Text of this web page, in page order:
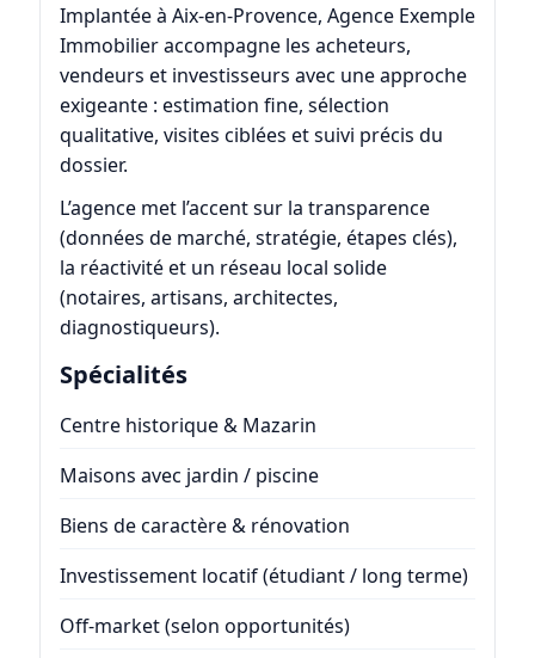
Implantée à Aix-en-Provence, Agence Exemple
Immobilier accompagne les acheteurs,
vendeurs et investisseurs avec une approche
exigeante : estimation fine, sélection
qualitative, visites ciblées et suivi précis du
dossier.
L’agence met l’accent sur la transparence
(données de marché, stratégie, étapes clés),
la réactivité et un réseau local solide
(notaires, artisans, architectes,
diagnostiqueurs).
Spécialités
Centre historique & Mazarin
Maisons avec jardin / piscine
Biens de caractère & rénovation
Investissement locatif (étudiant / long terme)
Off-market (selon opportunités)